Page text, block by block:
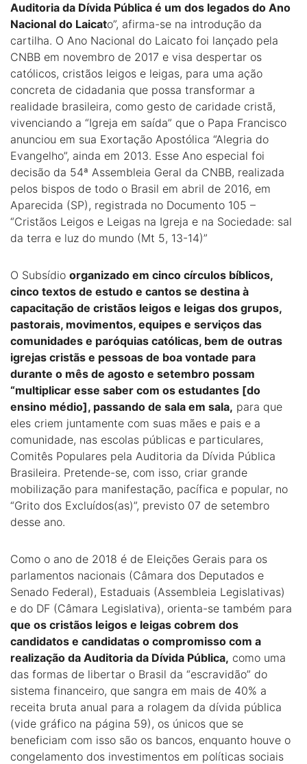
Auditoria da Dívida Pública é um dos legados do Ano
Nacional do Laicato”, afirma-se na introdução da
cartilha. O Ano Nacional do Laicato foi lançado pela
CNBB em novembro de 2017 e visa despertar os
católicos, cristãos leigos e leigas, para uma ação
concreta de cidadania que possa transformar a
realidade brasileira, como gesto de caridade cristã,
vivenciando a “Igreja em saída” que o Papa Francisco
anunciou em sua Exortação Apostólica “Alegria do
Evangelho”, ainda em 2013. Esse Ano especial foi
decisão da 54ª Assembleia Geral da CNBB, realizada
pelos bispos de todo o Brasil em abril de 2016, em
Aparecida (SP), registrada no Documento 105 –
“Cristãos Leigos e Leigas na Igreja e na Sociedade: sal
da terra e luz do mundo (Mt 5, 13-14)”
O Subsídio organizado em cinco círculos bíblicos,
cinco textos de estudo e cantos se destina à
capacitação de cristãos leigos e leigas dos grupos,
pastorais, movimentos, equipes e serviços das
comunidades e paróquias católicas, bem de outras
igrejas cristãs e pessoas de boa vontade para
durante o mês de agosto e setembro possam
“multiplicar esse saber com os estudantes [do
ensino médio], passando de sala em sala, para que
eles criem juntamente com suas mães e pais e a
comunidade, nas escolas públicas e particulares,
Comitês Populares pela Auditoria da Dívida Pública
Brasileira. Pretende-se, com isso, criar grande
mobilização para manifestação, pacífica e popular, no
“Grito dos Excluídos(as)”, previsto 07 de setembro
desse ano.
Como o ano de 2018 é de Eleições Gerais para os
parlamentos nacionais (Câmara dos Deputados e
Senado Federal), Estaduais (Assembleia Legislativas)
e do DF (Câmara Legislativa), orienta-se também para
que os cristãos leigos e leigas cobrem dos
candidatos e candidatas o compromisso com a
realização da Auditoria da Dívida Pública, como uma
das formas de libertar o Brasil da “escravidão” do
sistema financeiro, que sangra em mais de 40% a
receita bruta anual para a rolagem da dívida pública
(vide gráfico na página 59), os únicos que se
beneficiam com isso são os bancos, enquanto houve o
congelamento dos investimentos em políticas sociais